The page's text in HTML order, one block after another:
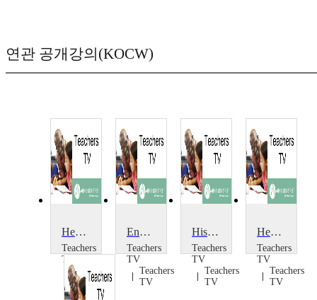
연관 공개강의(KOCW)
Healthy Living: aerobic dance, PSHEE, food production
Teachers
TV
Teachers
TV
Engaging With Their World: Where Will I Live?
Teachers
TV
Teachers
TV
History: Living with Rationing
Teachers
TV
Teachers
TV
Healthy Living Throughout the Curriculum
Teachers
TV
Teachers
TV